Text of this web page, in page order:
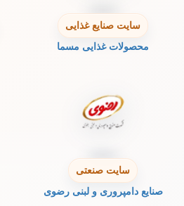
سایت صنایع غذایی
محصولات غذایی مسما
سایت صنعتی
صنایع دامپروری و لبنی رضوی